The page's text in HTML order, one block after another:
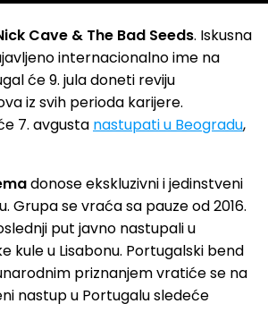
Cave & The Bad Seeds. Iskusna
internacionalno ime na
će 9. jula doneti reviju
iz svih perioda karijere.
7. avgusta nastupati u Beogradu,
donose ekskluzivni i jedinstveni
Grupa se vraća sa pauze od 2016.
put javno nastupali u
kule u Lisabonu. Portugalski bend
priznanjem vratiće se na
nastup u Portugalu sledeće